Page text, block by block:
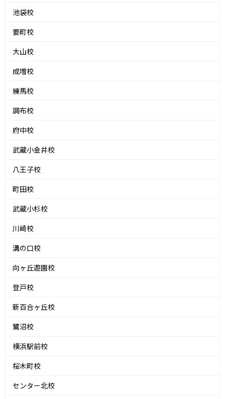
池袋校
要町校
大山校
成増校
練馬校
調布校
府中校
武蔵小金井校
八王子校
町田校
武蔵小杉校
川崎校
溝の口校
向ヶ丘遊園校
登戸校
新百合ヶ丘校
鷺沼校
横浜駅前校
桜木町校
センター北校